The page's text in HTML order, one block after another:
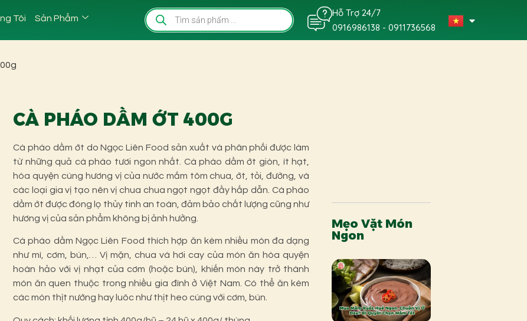
Tôi
Sản Phẩm
Hỗ Trợ 24/7
0916986138 - 0911736568
CÀ PHÁO DẦM ỚT 400G
Cà pháo dầm ớt do Ngọc Liên Food sản xuất và phân phối được làm
từ những quả cà pháo tươi ngon nhất. Cà pháo dầm ớt giòn, ít hạt,
hòa quyện cùng hương vị của nước mắm tôm chua, ớt, tỏi, đường, và
các loại gia vị tạo nên vị chua chua ngọt ngọt đầy hấp dẫn. Cà pháo
dầm ớt được đóng lọ thủy tinh an toàn, đảm bảo chất lượng cũng như
hương vị của sản phẩm không bị ảnh hưởng.
Cà pháo dầm Ngọc Liên Food thích hợp ăn kèm nhiều món đa dạng
như mì, cơm, bún,… Vị mặn, chua và hơi cay của món ăn hòa quyện
hoàn hảo với vị nhạt của cơm (hoặc bún), khiến món này trở thành
món ăn quen thuộc trong nhiều gia đình ở Việt Nam. Có thể ăn kèm
các món thịt nướng hay luôc như thịt heo cùng với cơm, bún.
Mẹo Vặt Món
Ngon